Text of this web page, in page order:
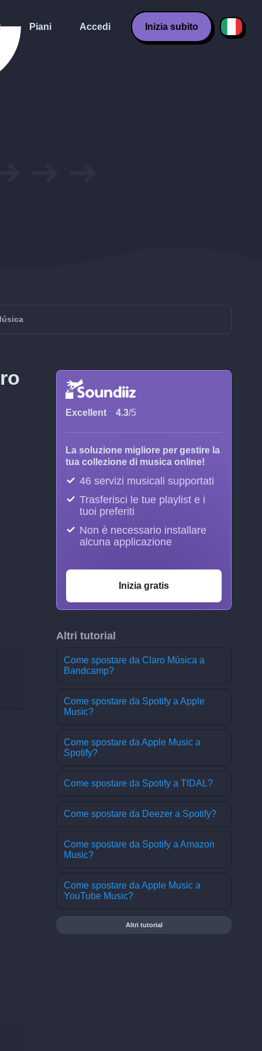
Piani Accedi Inizia subito
Excellent 4.3/5
La soluzione migliore per gestire la
tua collezione di musica online!
46 servizi musicali supportati
Trasferisci le tue playlist e i
tuoi preferiti
Non è necessario installare
alcuna applicazione
Inizia gratis
Altri tutorial
Come spostare da Claro Música a
Bandcamp?
Come spostare da Spotify a Apple
Music?
Come spostare da Apple Music a
Spotify?
Come spostare da Spotify a TIDAL?
Come spostare da Deezer a Spotify?
Come spostare da Spotify a Amazon
Music?
Come spostare da Apple Music a
YouTube Music?
Altri tutorial